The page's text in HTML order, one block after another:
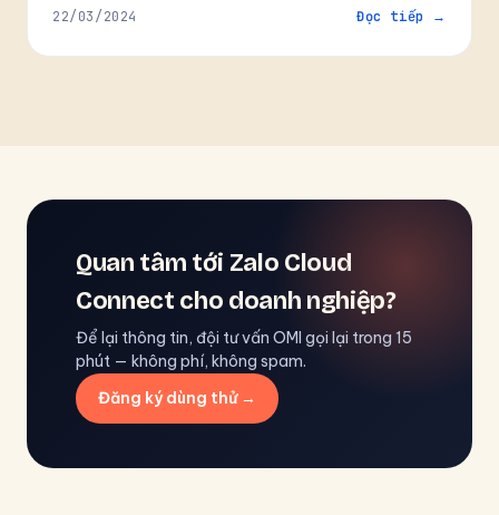
22/03/2024 Đọc tiếp →
Quan tâm tới Zalo Cloud
Connect cho doanh nghiệp?
Để lại thông tin, đội tư vấn OMI gọi lại trong 15
phút — không phí, không spam.
Đăng ký dùng thử →